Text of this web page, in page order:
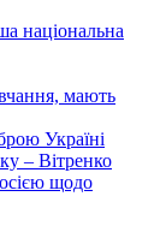
національна
мають
Україні
– Вітренко
щодо